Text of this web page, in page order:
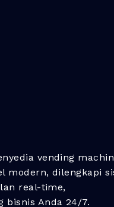
vending
modern, dilengkapi
real-time,
bisnis Anda 24/7.